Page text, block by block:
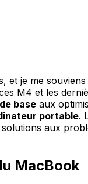
et je me
M4 et les
base aux
portable.
aux
MacBook